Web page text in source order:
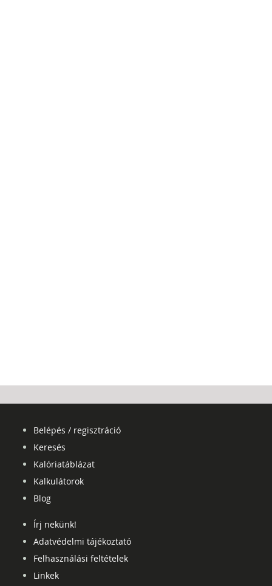
Belépés / regisztráció
Keresés
Kalóriatáblázat
Kalkulátorok
Blog
Írj nekünk!
Adatvédelmi tájékoztató
Felhasználási feltételek
Linkek